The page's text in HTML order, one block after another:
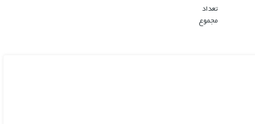
تعداد
مجموع